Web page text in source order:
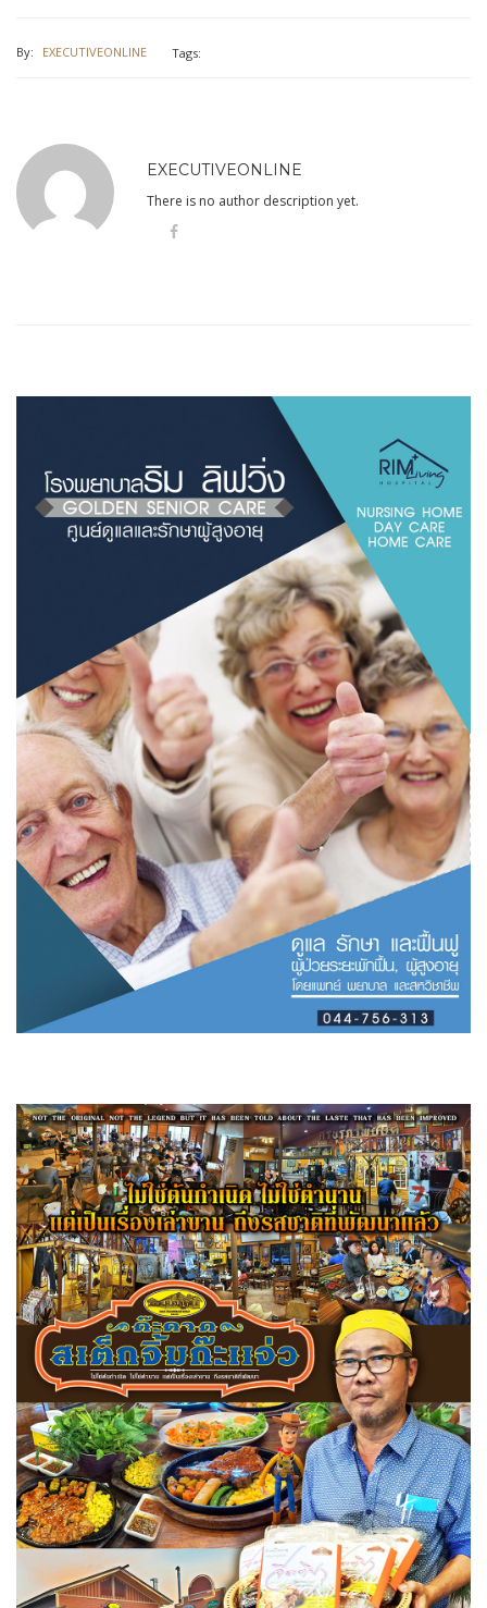
By: EXECUTIVEONLINE Tags:
EXECUTIVEONLINE
There is no author description yet.